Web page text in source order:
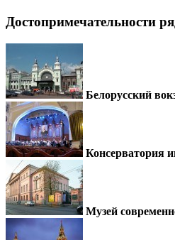
Достопримечательности
Белорусский
Консерватория
Музей